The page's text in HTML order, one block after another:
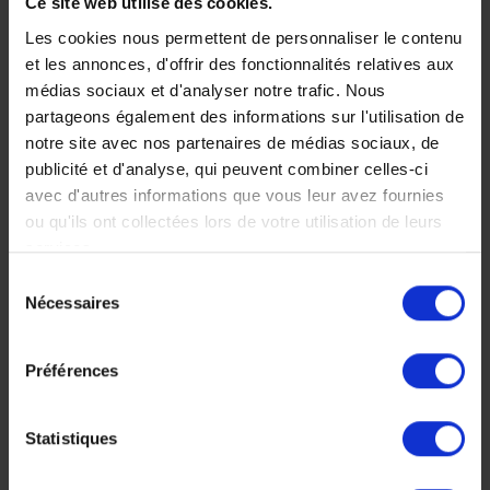
Les cookies nous permettent de personnaliser le contenu
et les annonces, d'offrir des fonctionnalités relatives aux
médias sociaux et d'analyser notre trafic. Nous
partageons également des informations sur l'utilisation de
notre site avec nos partenaires de médias sociaux, de
publicité et d'analyse, qui peuvent combiner celles-ci
avec d'autres informations que vous leur avez fournies
ou qu'ils ont collectées lors de votre utilisation de leurs
services.
Nécessaires
Préférences
Statistiques
du joyau des
Caraïbes
Une nouvelle destination
de voyage qui ne vous
laissera pas indifférent. Le
slogan "la Colombie c'est
la Passion" donne le
200 €